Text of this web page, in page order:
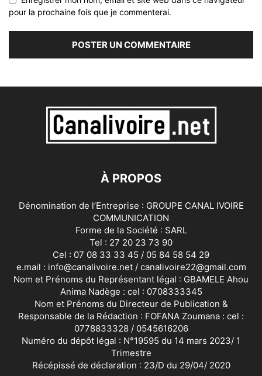
pour la prochaine fois que je commenterai.
À PROPOS
Dénomination de l’Entreprise : GROUPE CANAL IVOIRE
COMMUNICATION
Forme de la Société : SARL
Tel : 27 20 23 73 90
Cel : 07 08 33 33 45 / 05 84 58 54 29
e.mail : info@canalivoire.net / canalivoire22@gmail.com
Nom et Prénoms du Représentant légal : GBAMELE Ahou
Anima Nadège : cel : 0708333345
Nom et Prénoms du Directeur de Publication &
Responsable de la Rédaction : FOFANA Zoumana : cel :
0778833328 / 0545616206
Numéro du dépôt légal : N°19595 du 14 mars 2023/ 1
Trimestre
Récépissé de déclaration : 23/D du 29/04/ 2020